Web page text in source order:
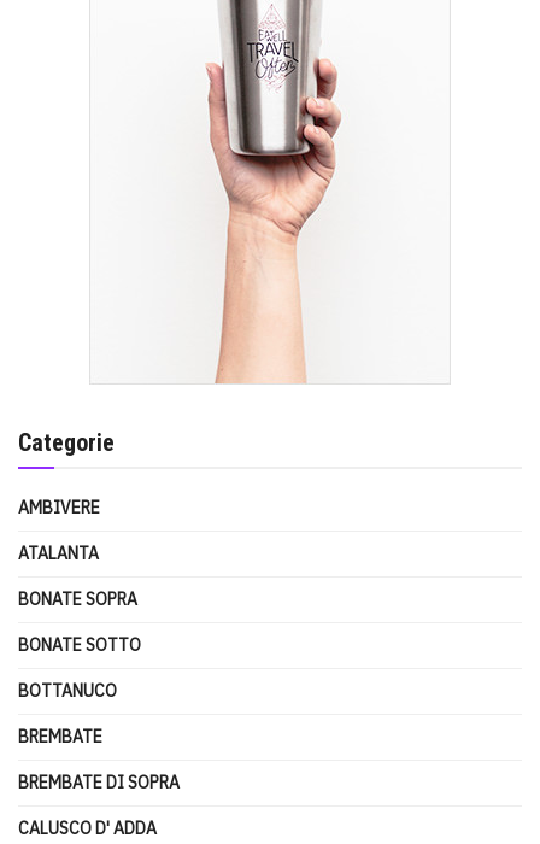
Categorie
AMBIVERE
ATALANTA
BONATE SOPRA
BONATE SOTTO
BOTTANUCO
BREMBATE
BREMBATE DI SOPRA
CALUSCO D' ADDA